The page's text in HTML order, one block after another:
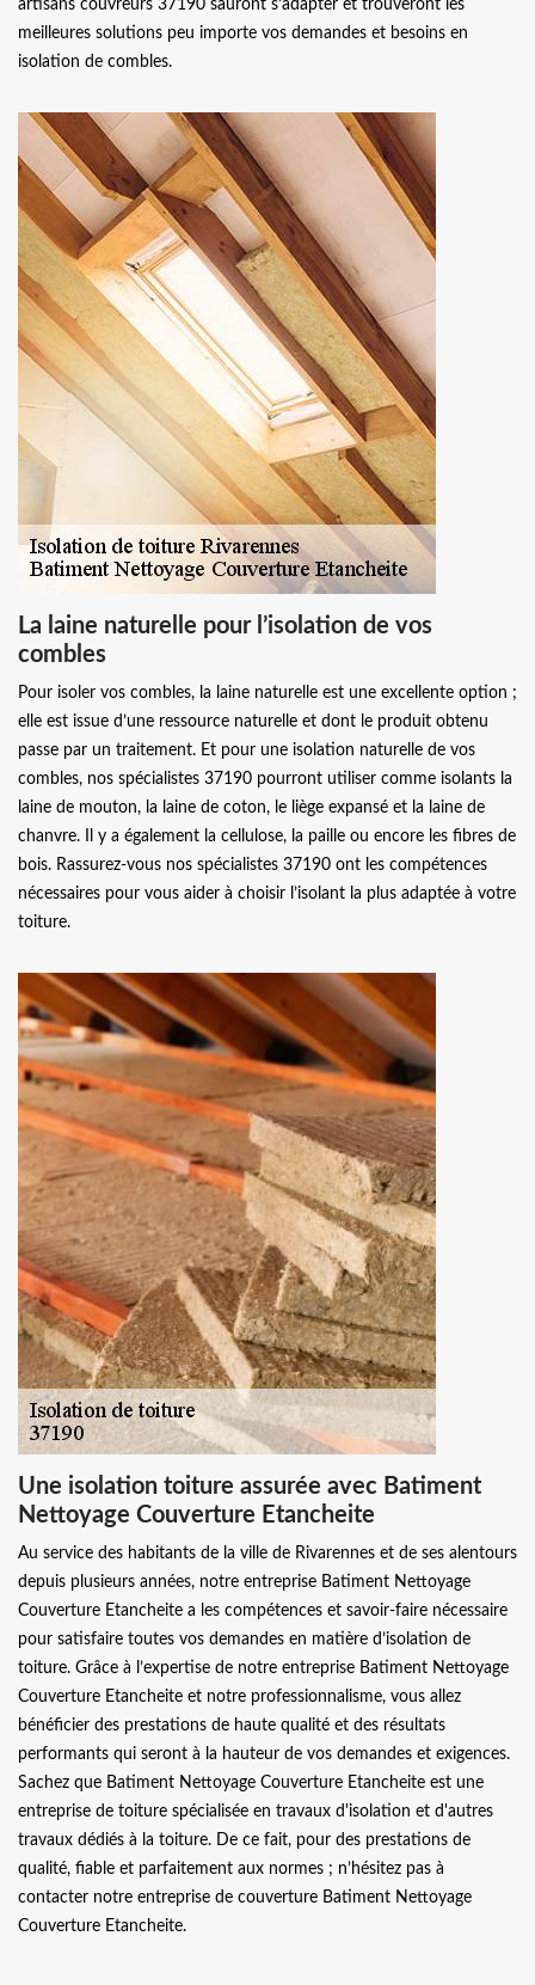
artisans couvreurs 37190 sauront s’adapter et trouveront les
meilleures solutions peu importe vos demandes et besoins en
isolation de combles.
La laine naturelle pour l’isolation de vos
combles
Pour isoler vos combles, la laine naturelle est une excellente option ;
elle est issue d’une ressource naturelle et dont le produit obtenu
passe par un traitement. Et pour une isolation naturelle de vos
combles, nos spécialistes 37190 pourront utiliser comme isolants la
laine de mouton, la laine de coton, le liège expansé et la laine de
chanvre. Il y a également la cellulose, la paille ou encore les fibres de
bois. Rassurez-vous nos spécialistes 37190 ont les compétences
nécessaires pour vous aider à choisir l’isolant la plus adaptée à votre
toiture.
Une isolation toiture assurée avec Batiment
Nettoyage Couverture Etancheite
Au service des habitants de la ville de Rivarennes et de ses alentours
depuis plusieurs années, notre entreprise Batiment Nettoyage
Couverture Etancheite a les compétences et savoir-faire nécessaire
pour satisfaire toutes vos demandes en matière d’isolation de
toiture. Grâce à l’expertise de notre entreprise Batiment Nettoyage
Couverture Etancheite et notre professionnalisme, vous allez
bénéficier des prestations de haute qualité et des résultats
performants qui seront à la hauteur de vos demandes et exigences.
Sachez que Batiment Nettoyage Couverture Etancheite est une
entreprise de toiture spécialisée en travaux d'isolation et d'autres
travaux dédiés à la toiture. De ce fait, pour des prestations de
qualité, fiable et parfaitement aux normes ; n’hésitez pas à
contacter notre entreprise de couverture Batiment Nettoyage
Couverture Etancheite.